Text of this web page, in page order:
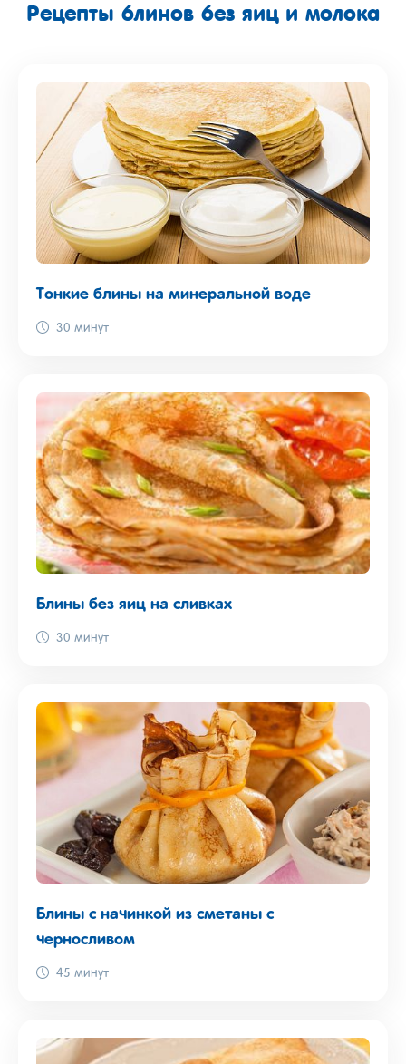
Рецепты блинов без яиц и молока
Тонкие блины на минеральной воде
30 минут
Блины без яиц на сливках
30 минут
Блины с начинкой из сметаны с
черносливом
45 минут